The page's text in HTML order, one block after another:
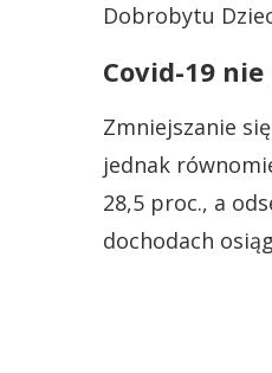
Dobrobytu
Covid-19 nie
Zmniejszanie
jednak
28,5 proc., a
dochodach